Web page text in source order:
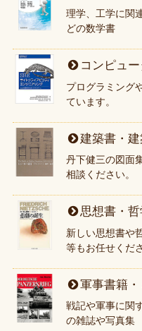
理学、工学に関
どの数学書
コンピュ
プログラミング
ています。
建築書・
丹下健三の図面
相談ください。
思想書・
新しい思想書や
等もお任せくだ
軍事書籍
戦記や軍事に関
の雑誌や写真集